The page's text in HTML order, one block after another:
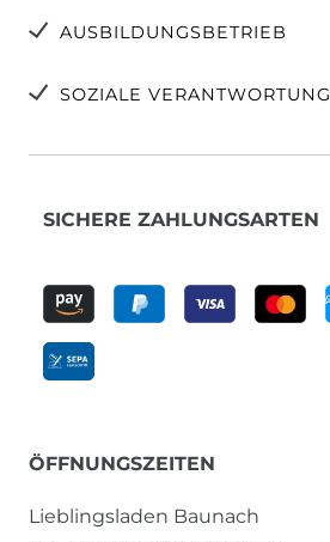
AUSBILDUNGSBETRIEB
SOZIALE VERANTWORTUNG
SICHERE ZAHLUNGSARTEN
ÖFFNUNGSZEITEN
Lieblingsladen Baunach